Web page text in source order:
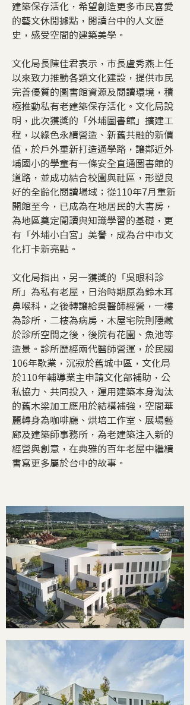
建築保存活化，希望創造更多市民喜愛
的藝文休閒據點，閱讀台中的人文歷
史，感受空間的建築美學。
文化局長陳佳君表示，市長盧秀燕上任
以來致力推動各類文化建設，提供市民
完善優質的圖書館資源及閱讀環境，積
極推動私有老建築保存活化。文化局說
明，此次獲獎的「外埔圖書館」擴建工
程，以綠色永續營造、新舊共融的新價
值，於戶外重新打造通學路，讓鄰近外
埔國小的學童有一條安全直通圖書館的
道路，並成功結合校園與社區，形塑良
好的全齡化閱讀場域；從110年7月重新
開館至今，已成為在地居民的大書房，
為地區奠定閱讀與知識學習的基礎，更
有「外埔小白宮」美譽，成為台中市文
化打卡新亮點。
文化局指出，另一獲獎的「吳眼科診
所」為私有老屋，日治時期原為鈴木耳
鼻喉科，之後轉讓給吳醫師經營，一樓
為診所，二樓為病房，木屋宅院則隱藏
於診所空間之後，後院有花園、魚池等
造景。診所歷經兩代醫師營運，於民國
106年歇業，沉寂於舊城中區，文化局
於110年輔導業主申請文化部補助，公
私協力、共同投入，運用建築本身淘汰
的舊木梁加工應用於結構補強，空間華
麗轉身為咖啡廳、烘培工作室、展場藝
廊及建築師事務所，為老建築注入新的
經營與創意，在典雅的百年老屋中繼續
書寫更多屬於台中的故事。